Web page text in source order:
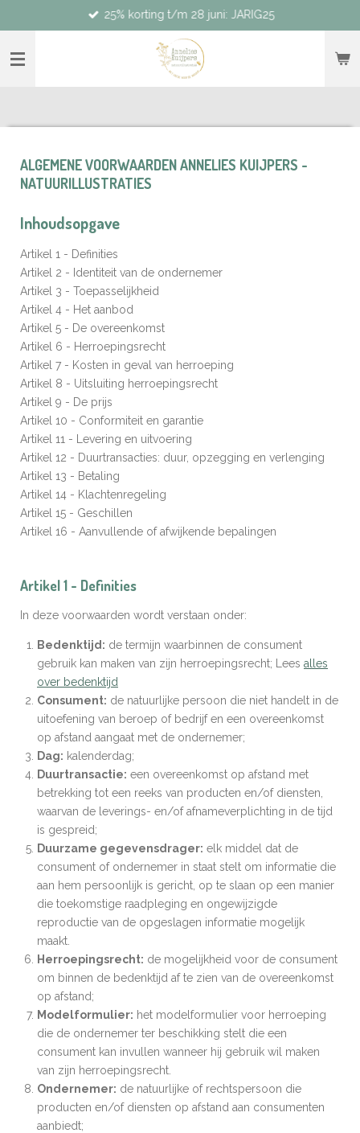
direct
naar
hoofdinhoud
25% korting t/m 28 juni: JARIG25
ALGEMENE VOORWAARDEN ANNELIES KUIJPERS -
NATUURILLUSTRATIES
Inhoudsopgave
Artikel 1 - Definities
Artikel 2 - Identiteit van de ondernemer
Artikel 3 - Toepasselijkheid
Artikel 4 - Het aanbod
Artikel 5 - De overeenkomst
Artikel 6 - Herroepingsrecht
Artikel 7 - Kosten in geval van herroeping
Artikel 8 - Uitsluiting herroepingsrecht
Artikel 9 - De prijs
Artikel 10 - Conformiteit en garantie
Artikel 11 - Levering en uitvoering
Artikel 12 - Duurtransacties: duur, opzegging en verlenging
Artikel 13 - Betaling
Artikel 14 - Klachtenregeling
Artikel 15 - Geschillen
Artikel 16 - Aanvullende of afwijkende bepalingen
Artikel 1 - Definities
In deze voorwaarden wordt verstaan onder:
Bedenktijd: de termijn waarbinnen de consument
gebruik kan maken van zijn herroepingsrecht; Lees alles
over bedenktijd
Consument: de natuurlijke persoon die niet handelt in de
uitoefening van beroep of bedrijf en een overeenkomst
op afstand aangaat met de ondernemer;
Dag: kalenderdag;
Duurtransactie: een overeenkomst op afstand met
betrekking tot een reeks van producten en/of diensten,
waarvan de leverings- en/of afnameverplichting in de tijd
is gespreid;
Duurzame gegevensdrager: elk middel dat de
consument of ondernemer in staat stelt om informatie die
aan hem persoonlijk is gericht, op te slaan op een manier
die toekomstige raadpleging en ongewijzigde
reproductie van de opgeslagen informatie mogelijk
maakt.
Herroepingsrecht: de mogelijkheid voor de consument
om binnen de bedenktijd af te zien van de overeenkomst
op afstand;
Modelformulier: het modelformulier voor herroeping
die de ondernemer ter beschikking stelt die een
consument kan invullen wanneer hij gebruik wil maken
van zijn herroepingsrecht.
Ondernemer: de natuurlijke of rechtspersoon die
producten en/of diensten op afstand aan consumenten
aanbiedt;